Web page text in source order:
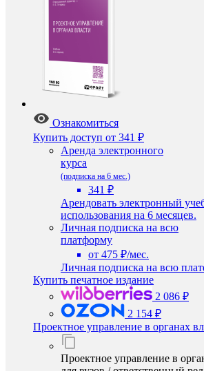
Ознакомиться
Купить доступ от 341 ₽
Аренда электронного
курса
(подписка на 6 мес.)
341 ₽
Арендовать электронный
использования на 6 месяцев.
Личная подписка на всю
платформу
от 475 ₽/мес.
Личная подписка на всю
Купить печатное издание
2 086 ₽
2 154 ₽
Проектное управление в органах
Проектное управление в